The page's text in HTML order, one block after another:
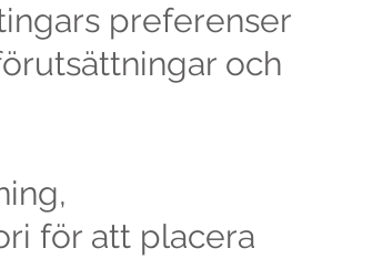
preferenser
och
för att placera